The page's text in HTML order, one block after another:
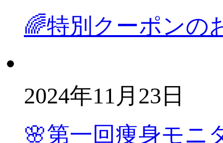
🌈特別クーポンの
2024年11月23日
🌸第一回痩身モニ